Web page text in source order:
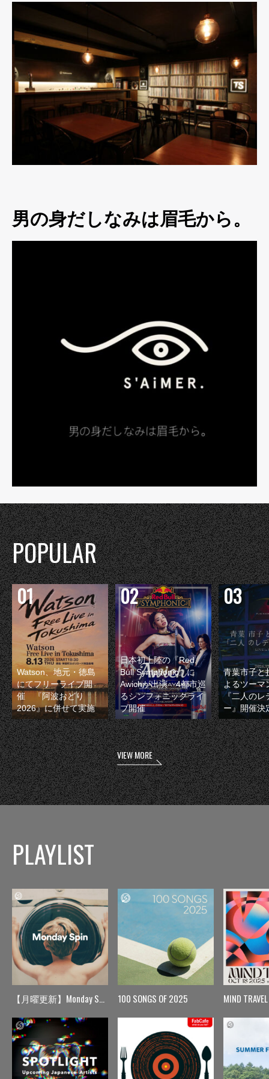
男の身だしなみは眉毛から。
POPULAR
Watson、地元・徳島
にてフリーライブ開
催 『阿波おどり
2026』に併せて実施
日本初上陸の『Red
Bull Symphonic』に
Awichが出演 4都市巡
るシンフォニックライ
ブ開催
青葉市子と
よるツーマ
『二人のレ
ー』開催決
VIEW MORE
PLAYLIST
【月曜更新】Monday Spin 100 SONGS OF 2025 MIND TRAVEL